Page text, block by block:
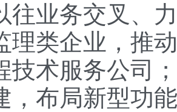
往业务交叉、
理类企业，推
技术服务公司
，布局新型功